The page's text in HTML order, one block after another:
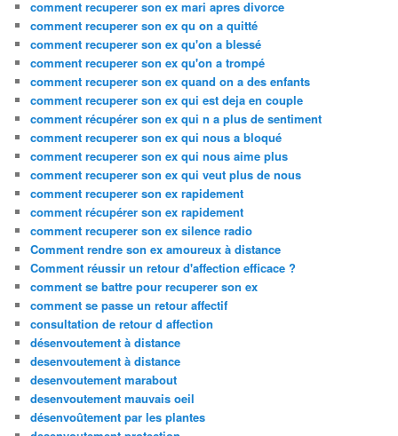
comment recuperer son ex mari apres divorce
comment recuperer son ex qu on a quitté
comment recuperer son ex qu'on a blessé
comment recuperer son ex qu'on a trompé
comment recuperer son ex quand on a des enfants
comment recuperer son ex qui est deja en couple
comment récupérer son ex qui n a plus de sentiment
comment recuperer son ex qui nous a bloqué
comment recuperer son ex qui nous aime plus
comment recuperer son ex qui veut plus de nous
comment recuperer son ex rapidement
comment récupérer son ex rapidement
comment recuperer son ex silence radio
Comment rendre son ex amoureux à distance
Comment réussir un retour d'affection efficace ?
comment se battre pour recuperer son ex
comment se passe un retour affectif
consultation de retour d affection
désenvoutement à distance
desenvoutement à distance
desenvoutement marabout
desenvoutement mauvais oeil
désenvoûtement par les plantes